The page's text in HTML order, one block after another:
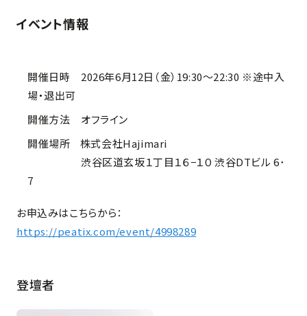
イベント情報
開催日時 2026年6月12日（金）19:30～22:30 ※途中入
場・退出可
開催方法 オフライン
開催場所 株式会社Hajimari
渋谷区道玄坂１丁目１６−１０ 渋谷DTビル 6･
7
お申込みはこちらから：
https://peatix.com/event/4998289
登壇者